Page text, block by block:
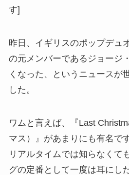
す]
昨日、イギリスのポップデュ
の元メンバーであるジョージ
くなった、というニュースが
した。
ワムと言えば、『Last
マス）』があまりにも有名で
リアルタイムでは知らなくて
グの定番として一度は耳にし